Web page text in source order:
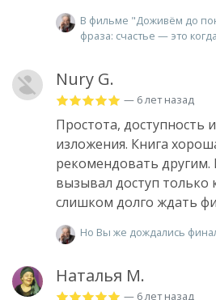
В фильме "Доживём до
фраза: счастье — это
Nury G.
— 6 лет назад
Простота, доступность
изложения. Книга
рекомендовать
вызывал доступ только
слишком долго ждать
Но Вы же дождались
Наталья М.
— 6 лет назад